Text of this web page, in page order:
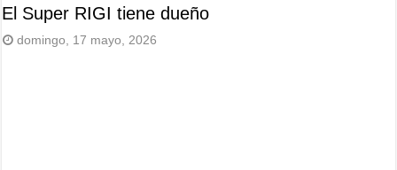
El Super RIGI tiene dueño
domingo, 17 mayo, 2026